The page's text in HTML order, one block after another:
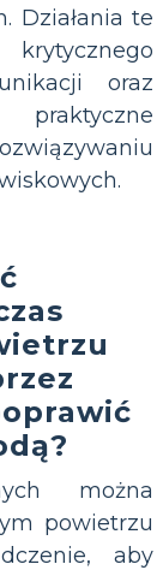
Działania te
oraz
można
powietrzu
aby